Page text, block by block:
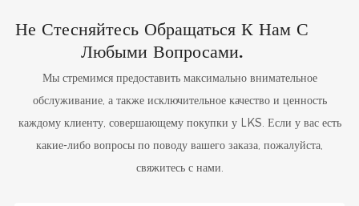
Не Стесняйтесь Обращаться К Нам С
Любыми Вопросами.
Мы стремимся предоставить максимально внимательное
обслуживание, а также исключительное качество и ценность
каждому клиенту, совершающему покупки у LKS. Если у вас есть
какие-либо вопросы по поводу вашего заказа, пожалуйста,
свяжитесь с нами.